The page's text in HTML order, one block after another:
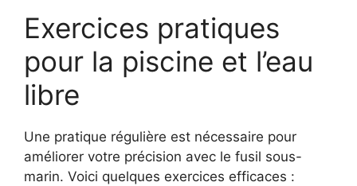
Exercices pratiques
pour la piscine et l’eau
libre
Une pratique régulière est nécessaire pour
améliorer votre précision avec le fusil sous-
marin. Voici quelques exercices efficaces :